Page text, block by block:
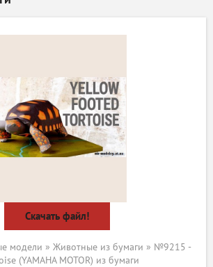
Скачать файл!
модели » Животные из бумаги » №9215 -
(YAMAHA MOTOR) из бумаги